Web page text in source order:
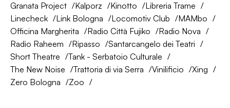
Granata Project
Kalporz Kinotto
Libreria Trame
Linecheck
Link Bologna Locomotiv Club
MAMbo
Officina Margherita
Radio Città Fujiko
Radio Nova
Radio Raheem
Ripasso
Santarcangelo dei Teatri
Short Theatre
Tank - Serbatoio Culturale
The New Noise
Trattoria di via Serra Vinilificio
Xing
Zero Bologna
Zoo